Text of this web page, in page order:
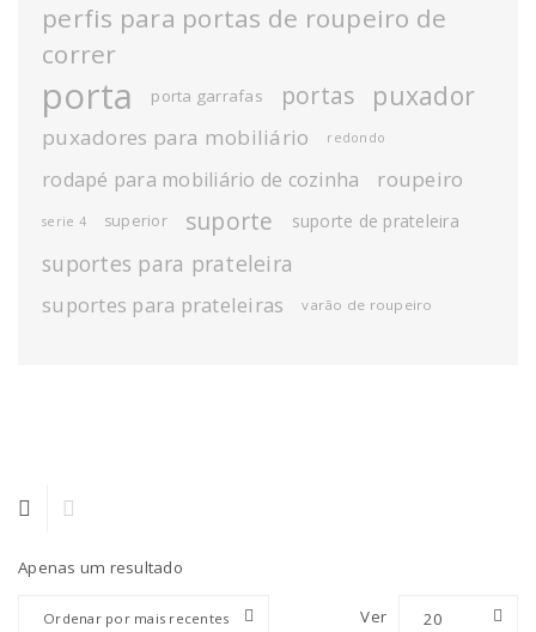
perfis para portas de roupeiro de
correr
porta porta garrafas portas puxador
puxadores para mobiliário redondo
rodapé para mobiliário de cozinha roupeiro
serie 4 superior suporte suporte de prateleira
suportes para prateleira
suportes para prateleiras varão de roupeiro
Apenas um resultado
Ordenar por mais recentes Ver 20